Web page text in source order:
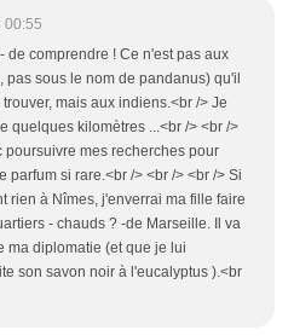
00:55
de comprendre ! Ce n'est pas aux
pas sous le nom de pandanus) qu'il
mais aux indiens.<br /> Je
quelques kilomètres ...<br /> <br />
poursuivre mes recherches pour
parfum si rare.<br /> <br /> <br /> Si
rien à Nîmes, j'enverrai ma fille faire
- chauds ? -de Marseille. Il va
ma diplomatie (et que je lui
son savon noir à l'eucalyptus ).<br